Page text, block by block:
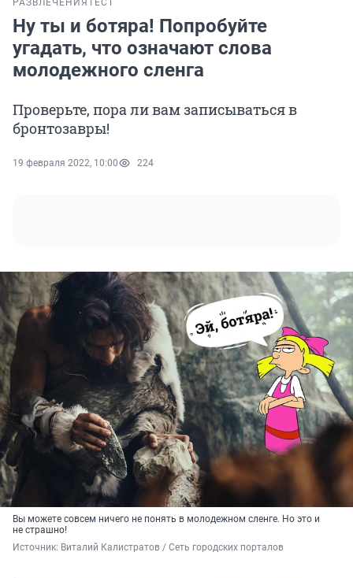
РАЗВЛЕЧЕНИЯ ТЕСТ
Ну ты и ботяра! Попробуйте
угадать, что означают слова
молодежного сленга
Проверьте, пора ли вам записываться в
бронтозавры!
19 февраля 2022, 10:00 224
Вы можете совсем ничего не понять в молодежном сленге. Но это и
не страшно!
Источник: Виталий Калистратов / Сеть городских порталов